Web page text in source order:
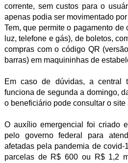
corrente, sem custos para o
apenas podia ser movimentado
Tem, que permite o pagamento de
luz, telefone e gás), de boletos,
compras com o código QR
barras) em maquininhas de
Em caso de dúvidas, a central
funciona de segunda a domingo,
o beneficiário pode consultar o site
O auxílio emergencial foi criado
pelo governo federal para
afetadas pela pandemia de
parcelas de R$ 600 ou R$ 1,2